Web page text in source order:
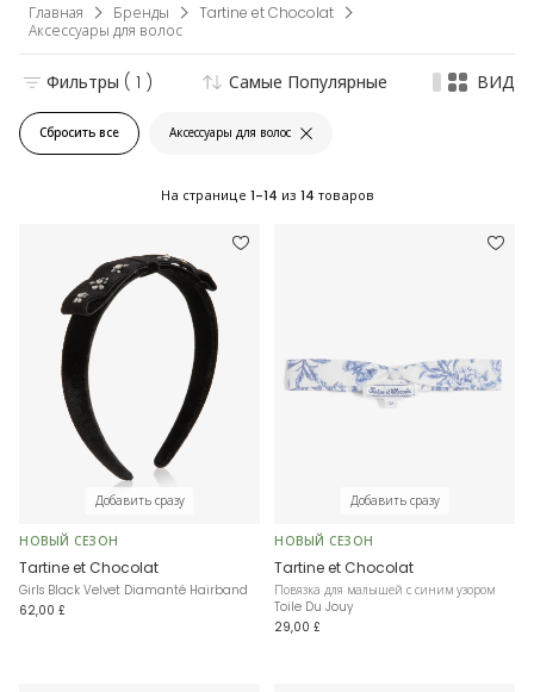
Главная Бренды
Tartine et Chocolat
Аксессуары для волос
Сбросить все Аксессуары для волос
Фильтры ( 1 ) Самые Популярные ВИД
На странице 1-14 из 14 товаров
Добавить сразу
НОВЫЙ СЕЗОН
Tartine et Chocolat
Girls Black Velvet Diamanté Hairband
62,00 £
Добавить сразу
НОВЫЙ СЕЗОН
Tartine et Chocolat
Повязка для малышей с синим узором
Toile Du Jouy
29,00 £